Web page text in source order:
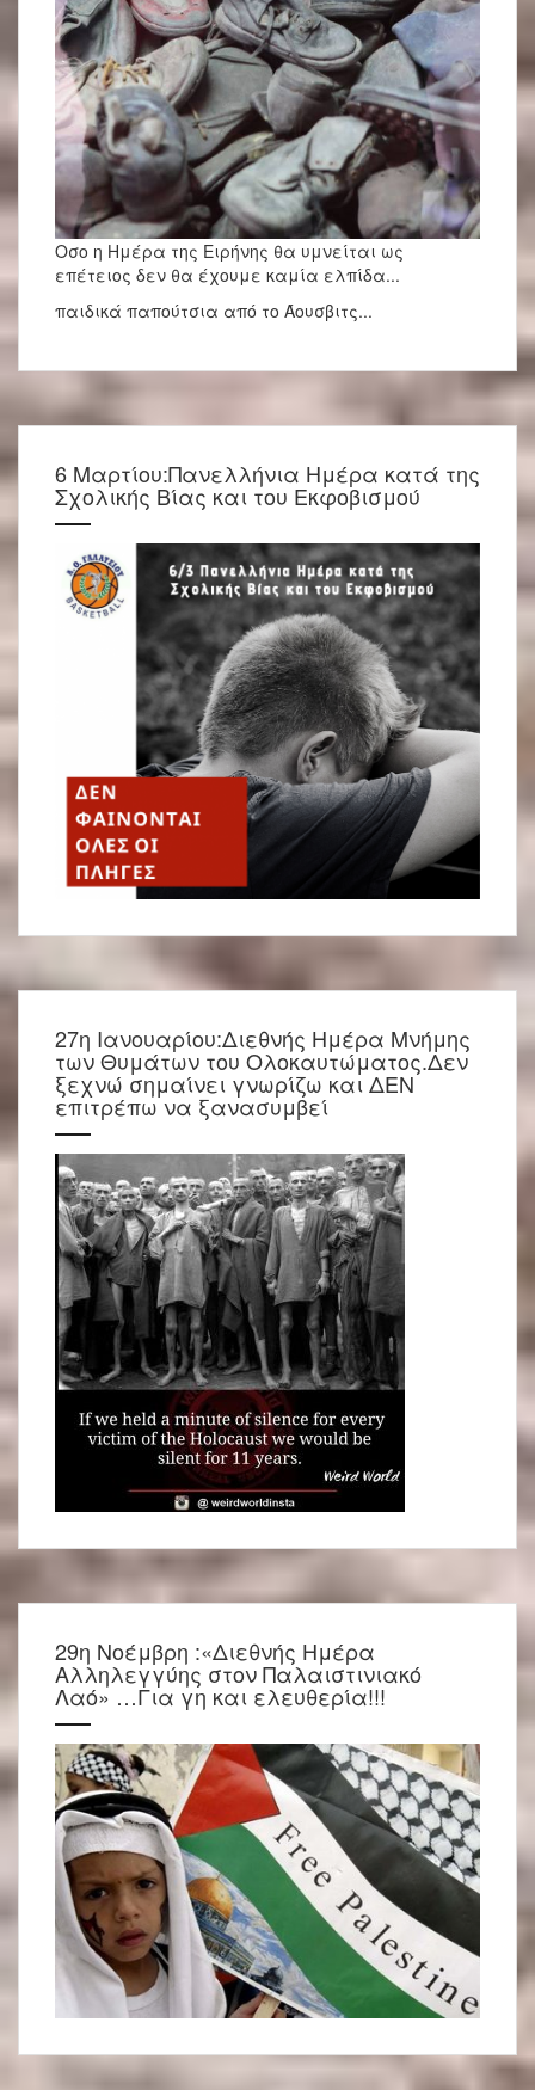
Οσο η Ημέρα της Ειρήνης θα υμνείται ως
επέτειος δεν θα έχουμε καμία ελπίδα...
παιδικά παπούτσια από το Άουσβιτς...
6 Μαρτίου:Πανελλήνια Ημέρα κατά της
Σχολικής Βίας και του Εκφοβισμού
27η Ιανουαρίου:Διεθνής Ημέρα Μνήμης
των Θυμάτων του Ολοκαυτώματος.Δεν
ξεχνώ σημαίνει γνωρίζω και ΔΕΝ
επιτρέπω να ξανασυμβεί
29η Νοέμβρη :«Διεθνής Ημέρα
Αλληλεγγύης στον Παλαιστινιακό
Λαό» …Για γη και ελευθερία!!!